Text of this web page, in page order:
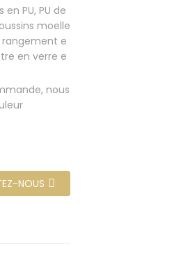
PU, PU de
moelle
e
en verre e
nous
NOUS